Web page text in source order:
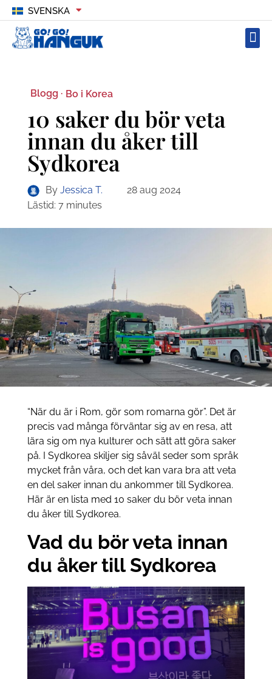
SVENSKA
Blogg · Bo i Korea
10 saker du bör veta
innan du åker till
Sydkorea
By Jessica T.
28 aug 2024
Lästid: 7 minutes
“När du är i Rom, gör som romarna gör”. Det är
precis vad många förväntar sig av en resa, att
lära sig om nya kulturer och sätt att göra saker
på. I Sydkorea skiljer sig såväl seder som språk
mycket från våra, och det kan vara bra att veta
en del saker innan du ankommer till Sydkorea.
Här är en lista med 10 saker du bör veta innan
du åker till Sydkorea.
Vad du bör veta innan
du åker till Sydkorea